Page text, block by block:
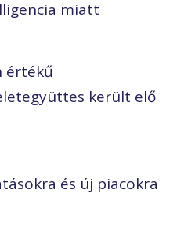
miatt
értékű
került elő
és új piacokra